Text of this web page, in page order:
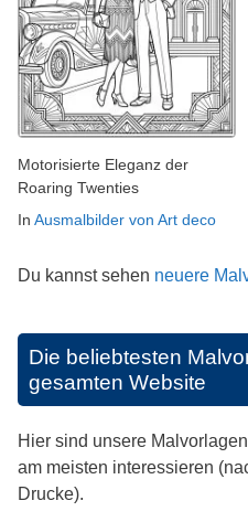
Motorisierte Eleganz der
Roaring Twenties
In Ausmalbilder von Art deco
Du kannst sehen neuere
Die beliebtesten
gesamten Website
Hier sind unsere
am meisten interessieren
Drucke).